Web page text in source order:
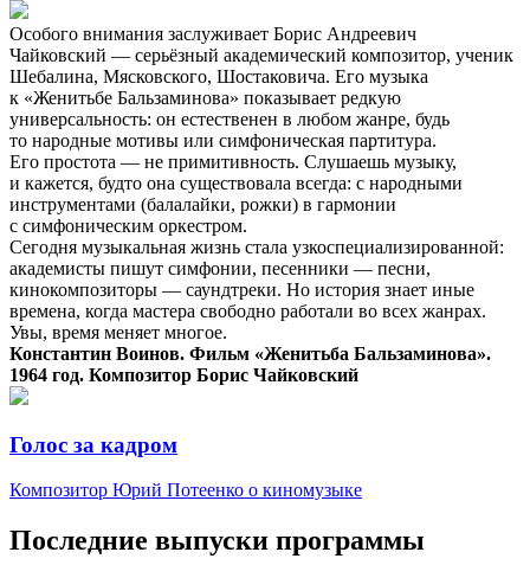
Особого внимания заслуживает Борис Андреевич
Чайковский — серьёзный академический композитор, ученик
Шебалина, Мясковского, Шостаковича. Его музыка
к «Женитьбе Бальзаминова» показывает редкую
универсальность: он естественен в любом жанре, будь
то народные мотивы или симфоническая партитура.
Его простота — не примитивность. Слушаешь музыку,
и кажется, будто она существовала всегда: с народными
инструментами (балалайки, рожки) в гармонии
с симфоническим оркестром.
Сегодня музыкальная жизнь стала узкоспециализированной:
академисты пишут симфонии, песенники — песни,
кинокомпозиторы — саундтреки. Но история знает иные
времена, когда мастера свободно работали во всех жанрах.
Увы, время меняет многое.
Константин Воинов. Фильм «Женитьба Бальзаминова».
1964 год. Композитор Борис Чайковский
Голос за кадром
Композитор Юрий Потеенко о киномузыке
Последние выпуски программы